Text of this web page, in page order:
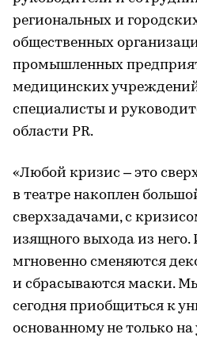
региональных и
общественных
промышленных
медицинских
специалисты и
области PR.
«Любой кризис – это
в театре накоплен
сверхзадачами, с
изящного выхода из него.
мгновенно сменяются
и сбрасываются маски.
сегодня приобщиться к
основанному не только